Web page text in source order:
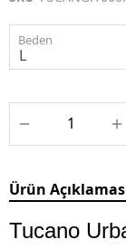
Beden
Ürün
Tucano